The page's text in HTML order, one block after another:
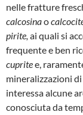
nelle fratture
calcosinao
pirite, ai quali si
frequente e ben
cu­pritee,
mineralizzazioni
interessa al­cune
conosciuta da